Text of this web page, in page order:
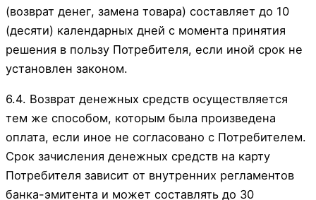
(возврат денег, замена товара) составляет до 10
(десяти) календарных дней с момента принятия
решения в пользу Потребителя, если иной срок не
установлен законом.
6.4. Возврат денежных средств осуществляется
тем же способом, которым была произведена
оплата, если иное не согласовано с Потребителем.
Срок зачисления денежных средств на карту
Потребителя зависит от внутренних регламентов
банка-эмитента и может составлять до 30